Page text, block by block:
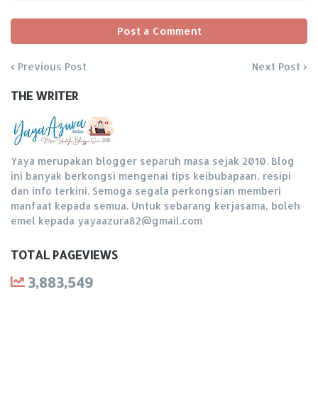
Post a Comment
Previous Post Next Post
THE WRITER
Yaya merupakan blogger separuh masa sejak 2010. Blog
ini banyak berkongsi mengenai tips keibubapaan, resipi
dan info terkini. Semoga segala perkongsian memberi
manfaat kepada semua. Untuk sebarang kerjasama, boleh
emel kepada yayaazura82@gmail.com
TOTAL PAGEVIEWS
3,883,549